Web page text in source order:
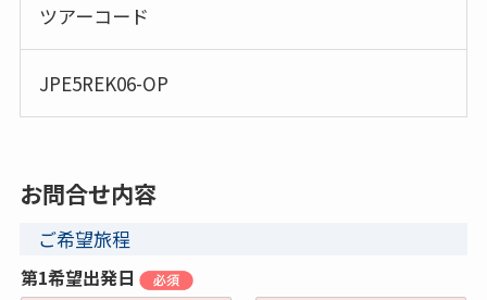
ツアーコード
JPE5REK06-OP
お問合せ内容
ご希望旅程
第1希望出発日